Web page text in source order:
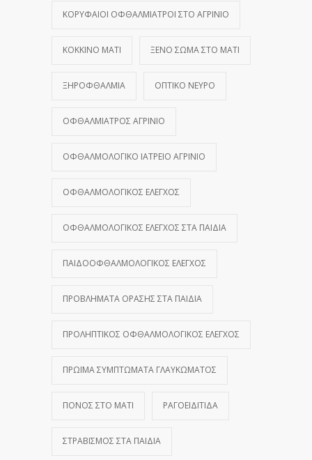
ΚΟΡΥΦΑΊΟΙ ΟΦΘΑΛΜΊΑΤΡΟΙ ΣΤΟ ΑΓΡΊΝΙΟ
ΚΌΚΚΙΝΟ ΜΆΤΙ ΞΈΝΟ ΣΏΜΑ ΣΤΟ ΜΆΤΙ
ΞΗΡΟΦΘΑΛΜΊΑ ΟΠΤΙΚΌ ΝΕΎΡΟ
ΟΦΘΑΛΜΊΑΤΡΟΣ ΑΓΡΊΝΙΟ
ΟΦΘΑΛΜΟΛΟΓΙΚΌ ΙΑΤΡΕΊΟ ΑΓΡΊΝΙΟ
ΟΦΘΑΛΜΟΛΟΓΙΚΌΣ ΈΛΕΓΧΟΣ
ΟΦΘΑΛΜΟΛΟΓΙΚΌΣ ΈΛΕΓΧΟΣ ΣΤΑ ΠΑΙΔΙΆ
ΠΑΙΔΟΟΦΘΑΛΜΟΛΟΓΙΚΌΣ ΈΛΕΓΧΟΣ
ΠΡΟΒΛΉΜΑΤΑ ΌΡΑΣΗΣ ΣΤΑ ΠΑΙΔΙΆ
ΠΡΟΛΗΠΤΙΚΌΣ ΟΦΘΑΛΜΟΛΟΓΙΚΌΣ ΈΛΕΓΧΟΣ
ΠΡΏΙΜΑ ΣΥΜΠΤΏΜΑΤΑ ΓΛΑΥΚΏΜΑΤΟΣ
ΠΌΝΟΣ ΣΤΟ ΜΆΤΙ ΡΑΓΟΕΙΔΊΤΙΔΑ
ΣΤΡΑΒΙΣΜΌΣ ΣΤΑ ΠΑΙΔΙΆ